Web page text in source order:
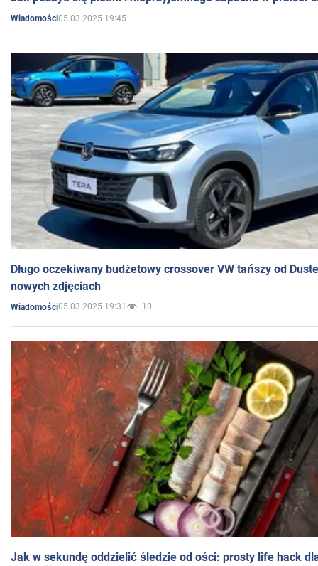
Wiadomości05.03.2025 19:45
Długo oczekiwany budżetowy crossover VW tańszy od
nowych zdjęciach
Wiadomości05.03.2025 19:31 10
Jak w sekundę oddzielić śledzie od ości: prosty life hack